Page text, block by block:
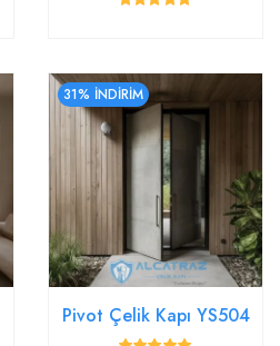
31% İNDİRİM
Pivot Çelik Kapı YS504